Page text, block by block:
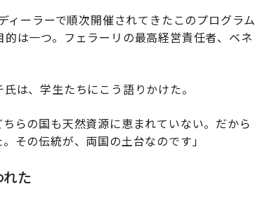
ーラーで順次開催されてきたこのプログラム
は一つ。フェラーリの最高経営責任者、ベネ
は、学生たちにこう語りかけた。
らの国も天然資源に恵まれていない。だから
その伝統が、両国の土台なのです」
た